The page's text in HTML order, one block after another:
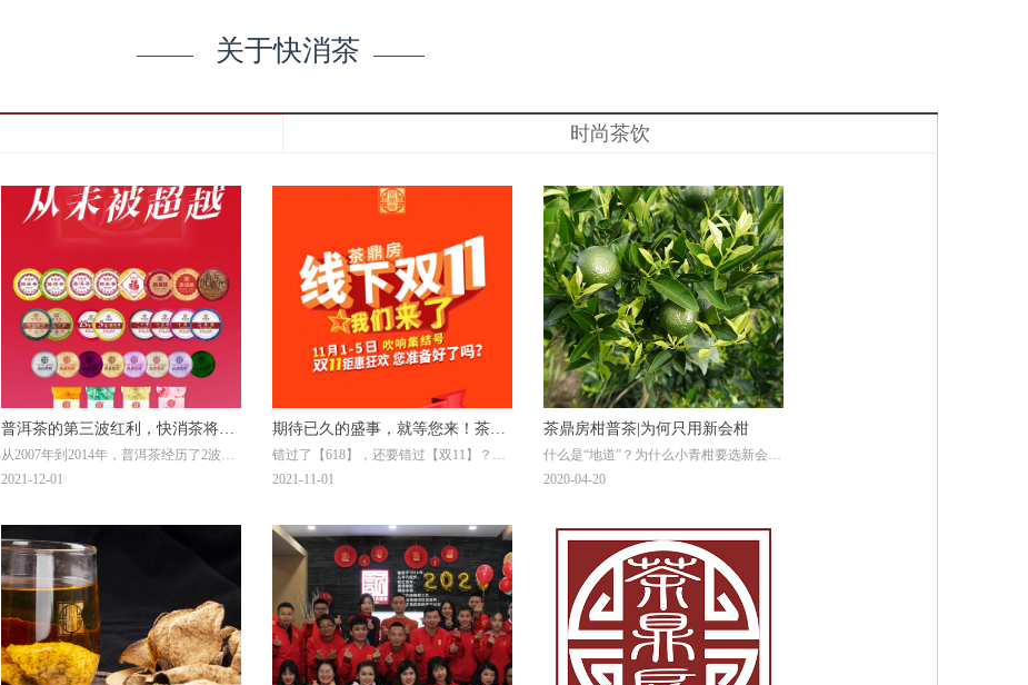
关于快消茶
时尚茶饮
普洱茶的第三波红利，快消茶将成
为市场新贵？
从2007年到2014年，普洱茶经历了2波红
利时期，第3波红利时期，也许便是现
2021-12-01
期待已久的盛事，就等您来！茶鼎
房【线下双11】钜惠来袭！
错过了【618】，还要错过【双11】？还
有一个多月2021年就要结束，错过今年不
2021-11-01
茶鼎房柑普茶|为何只用新会柑
什么是“地道”？为什么小青柑要选新会？
集天地之眷顾，享资源之独特。茶鼎房不
遇，佳偶终得天成！
2020-04-20